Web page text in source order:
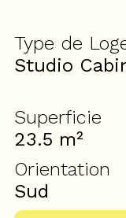
Type de
Studio
Superficie
23.5 m²
Orientation
Sud